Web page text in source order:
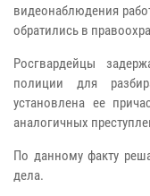
видеонаблюдения
обратились в
Росгвардейцы
полиции для
установлена ее
аналогичных
По данному факту
дела.